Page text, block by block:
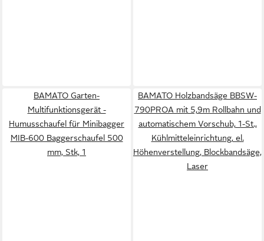
BAMATO Garten-
Multifunktionsgerät -
Humusschaufel für Minibagger
MIB-600 Baggerschaufel 500
mm, Stk, 1
BAMATO Holzbandsäge BBSW-
790PROA mit 5,9m Rollbahn und
automatischem Vorschub, 1-St.,
Kühlmitteleinrichtung, el.
Höhenverstellung, Blockbandsäge,
Laser